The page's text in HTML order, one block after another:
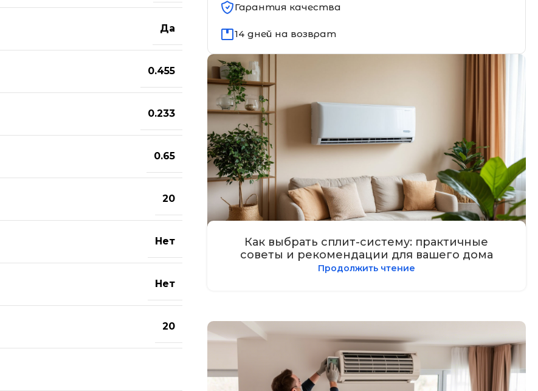
Да
0.455
0.233
0.65
20
Нет
Нет
20
Гарантия качества
14 дней на возврат
Как выбрать сплит-систему: практичные
советы и рекомендации для вашего дома
Продолжить чтение